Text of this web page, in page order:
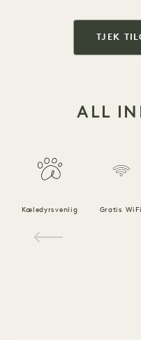
TJEK
ALL
Kæledyrsvenlig Gratis WiFi